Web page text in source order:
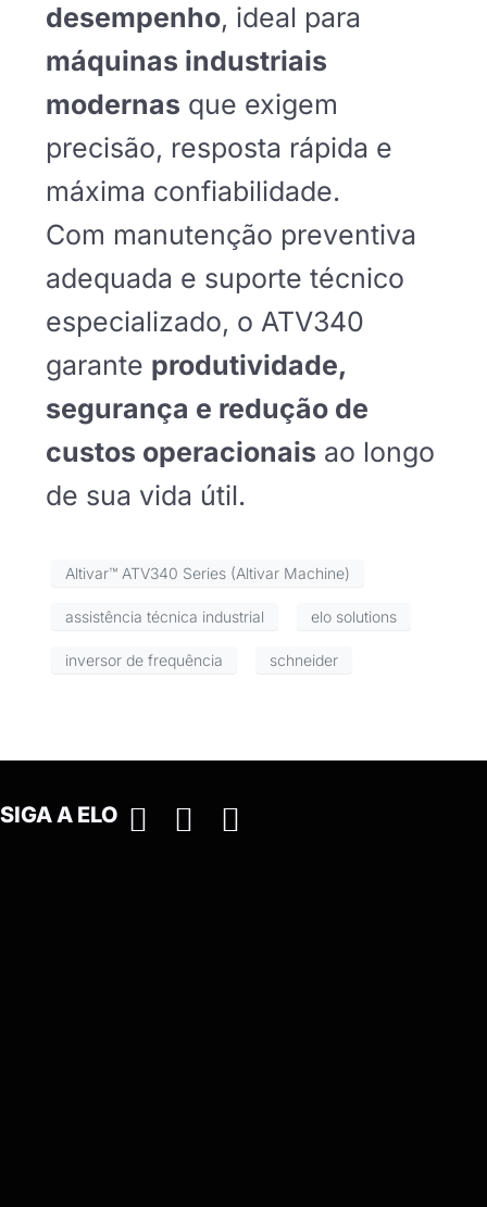
desempenho, ideal para
máquinas industriais
modernas que exigem
precisão, resposta rápida e
máxima confiabilidade.
Com manutenção preventiva
adequada e suporte técnico
especializado, o ATV340
garante produtividade,
segurança e redução de
custos operacionais ao longo
de sua vida útil.
Altivar™ ATV340 Series (Altivar Machine)
assistência técnica industrial elo solutions
inversor de frequência schneider
SIGA A ELO